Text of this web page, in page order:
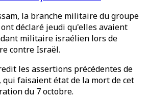
la branche militaire du groupe
déclaré jeudi qu'elles avaient
militaire israélien lors de
contre Israël.
les assertions précédentes de
faisaient état de la mort de cet
du 7 octobre.